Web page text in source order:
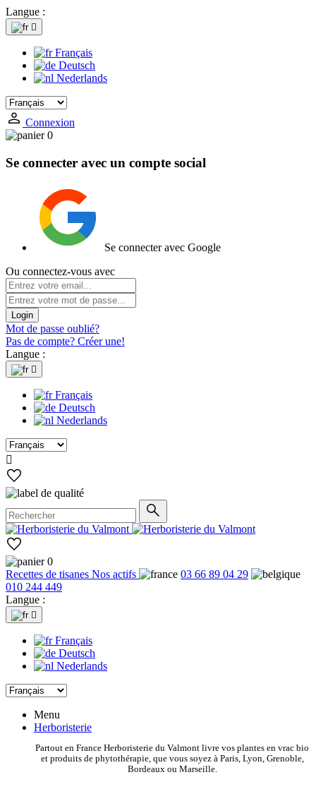
Langue :

Français
Deutsch
Nederlands
Connexion
0
Se connecter avec un compte social
Se connecter avec Google
Ou connectez-vous avec
Login
Mot de passe oublié?
Pas de compte? Créer une!
Langue :

Français
Deutsch
Nederlands

0
Recettes de tisanes Nos actifs
03 66 89 04 29
010 244 449
Langue :

Français
Deutsch
Nederlands
Menu
Herboristerie
Partout en France Herboristerie du Valmont livre vos plantes en vrac bio
et produits de phytothérapie, que vous soyez à Paris, Lyon, Grenoble,
Bordeaux ou Marseille.